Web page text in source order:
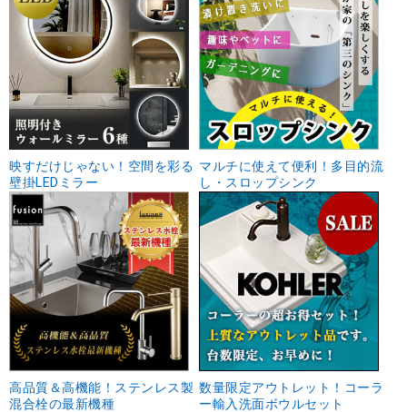
映すだけじゃない！空間を彩る
壁掛LEDミラー
マルチに使えて便利！多目的流
し・スロップシンク
高品質＆高機能！ステンレス製
混合栓の最新機種
数量限定アウトレット！コーラ
ー輸入洗面ボウルセット